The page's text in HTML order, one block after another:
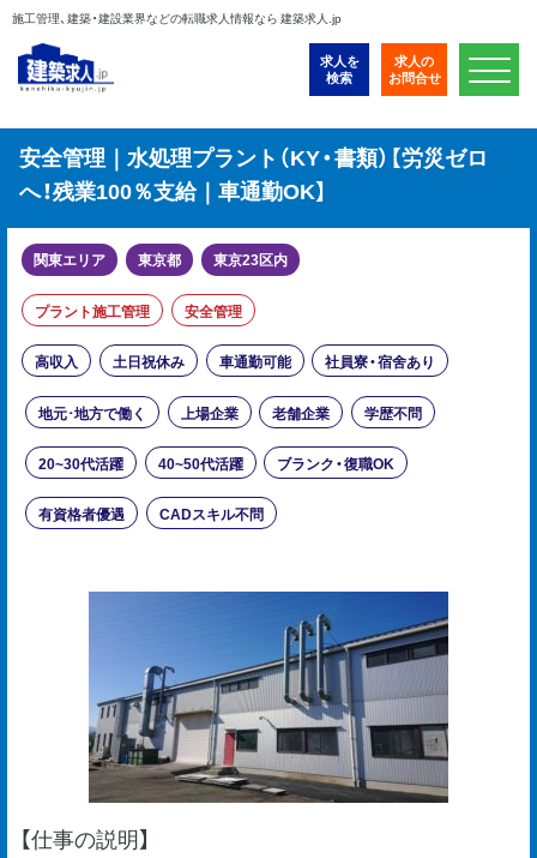
施工管理、建築・建設業界などの転職求人情報なら 建築求人.jp
求人を
検索
求人の
お問合せ
安全管理｜水処理プラント（KY・書類）【労災ゼロ
へ！残業100％支給｜車通勤OK】
関東エリア 東京都 東京23区内
プラント施工管理 安全管理
高収入 土日祝休み 車通勤可能 社員寮・宿舍あり
地元･地方で働く 上場企業 老舗企業 学歴不問
20~30代活躍 40~50代活躍 ブランク・復職OK
有資格者優遇 CADスキル不問
【仕事の説明】